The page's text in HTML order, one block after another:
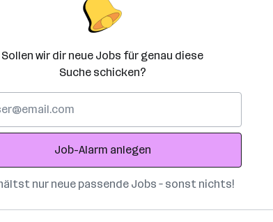
Sollen wir dir neue Jobs für genau diese
Suche schicken?
Job-Alarm anlegen
nur neue passende Jobs – sonst nichts!